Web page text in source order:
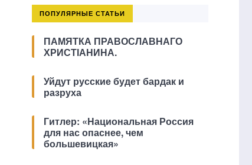
ПОПУЛЯРНЫЕ СТАТЬИ
ПАМЯТКА ПРАВОСЛАВНАГО
ХРИСТІАНИНА.
Уйдут русские будет бардак и
разруха
Гитлер: «Национальная Россия
для нас опаснее, чем
большевицкая»